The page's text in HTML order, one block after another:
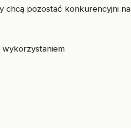
chcą pozostać konkurencyjni na